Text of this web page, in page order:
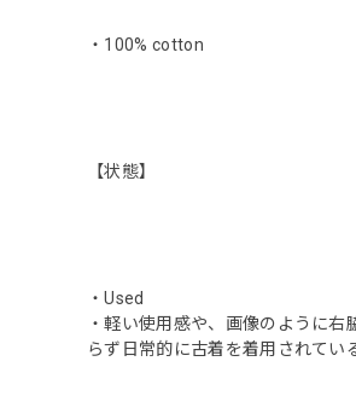
・100% cotton
【状態】
・Used
・軽い使用感や、画像のように
らず日常的に古着を着用されて